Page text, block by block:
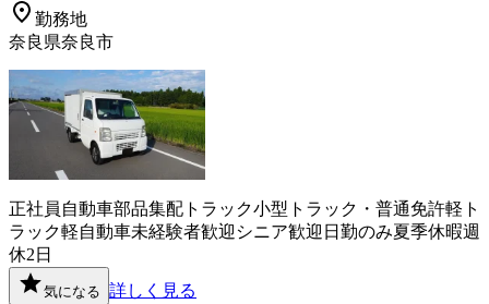
勤務地
奈良県奈良市
正社員 自動車部品集配 トラック小型トラック・普通免許軽ト
ラック軽自動車未経験者歓迎 シニア歓迎 日勤のみ夏季休暇週
休2日
気になる 詳しく見る